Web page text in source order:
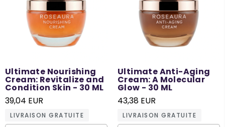
Ultimate Nourishing
Cream: Revitalize and
Condition Skin - 30 ML
39,04 EUR
LIVRAISON GRATUITE
Ultimate Anti-Aging
Cream: A Molecular
Glow - 30 ML
43,38 EUR
LIVRAISON GRATUITE